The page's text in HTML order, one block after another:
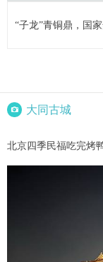
“子龙”青铜鼎，国
 大同古城
北京四季民福吃完烤